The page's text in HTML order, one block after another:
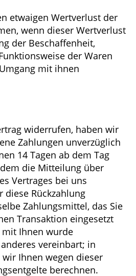
etwaigen Wertverlust der
wenn dieser Wertverlust
der Beschaffenheit,
der Waren
mit ihnen
widerrufen, haben wir
Zahlungen unverzüglich
14 Tagen ab dem Tag
die Mitteilung über
Vertrages bei uns
diese Rückzahlung
Zahlungsmittel, das Sie
Transaktion eingesetzt
mit Ihnen wurde
vereinbart; in
Ihnen wegen dieser
berechnen.